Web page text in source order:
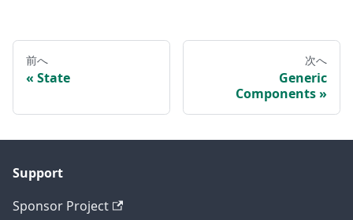
前へ
State
次へ
Generic
Components
Support
Sponsor Project